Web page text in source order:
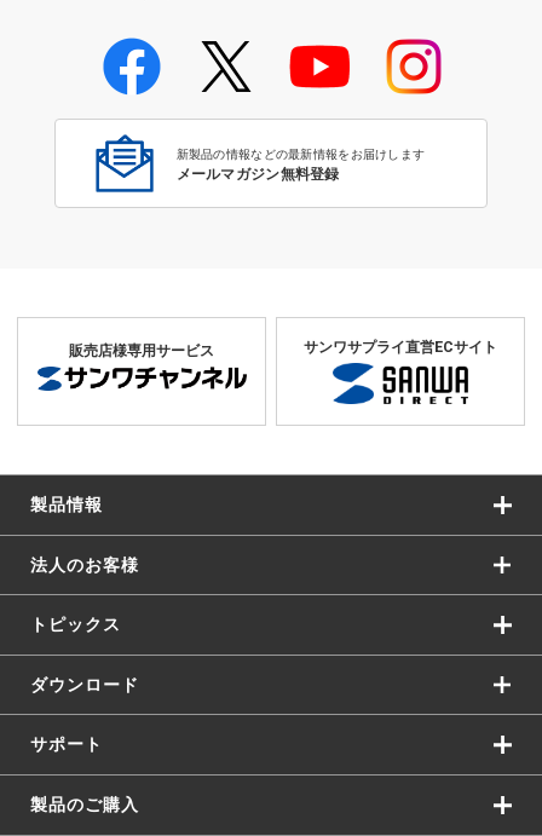
ノートパソコン用アダプター
新製品の情報などの最新情報をお届けします
メールマガジン無料登録
販売店様専用サービス サンワサプライ直営ECサイト
製品情報
法人のお客様
トピックス
ダウンロード
サポート
製品のご購入